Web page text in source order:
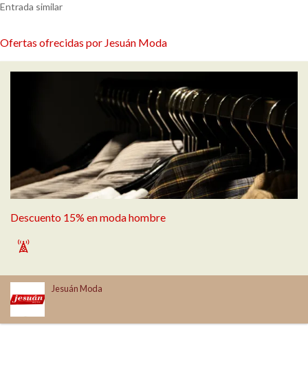
Entrada similar
Ofertas ofrecidas por Jesuán Moda
Descuento 15% en moda hombre
`
Jesuán Moda